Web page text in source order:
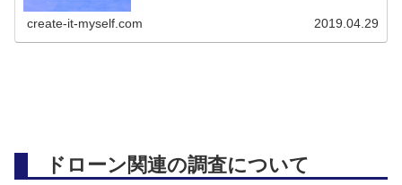
create-it-myself.com 2019.04.29
ドローン関連の調査について